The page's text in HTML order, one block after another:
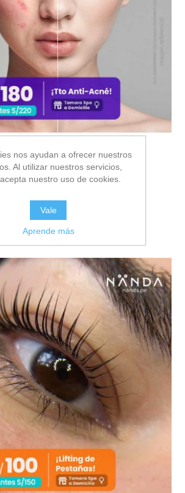
Sesión! 😍 - Tamara Spa (a
nos ayudan a ofrecer nuestros
Al utilizar nuestros servicios,
nuestro uso de cookies.
Vale
Aprende más